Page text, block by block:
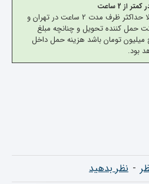
از 2 ساعت
از زمان سفارش این کالا حداکثر ظرف مدت 2 ساعت در تهران و
حمل کننده تحویل و چنانچه مبلغ
میلیون تومان باشد هزینه حمل داخل
بود.
- نظر بدهید